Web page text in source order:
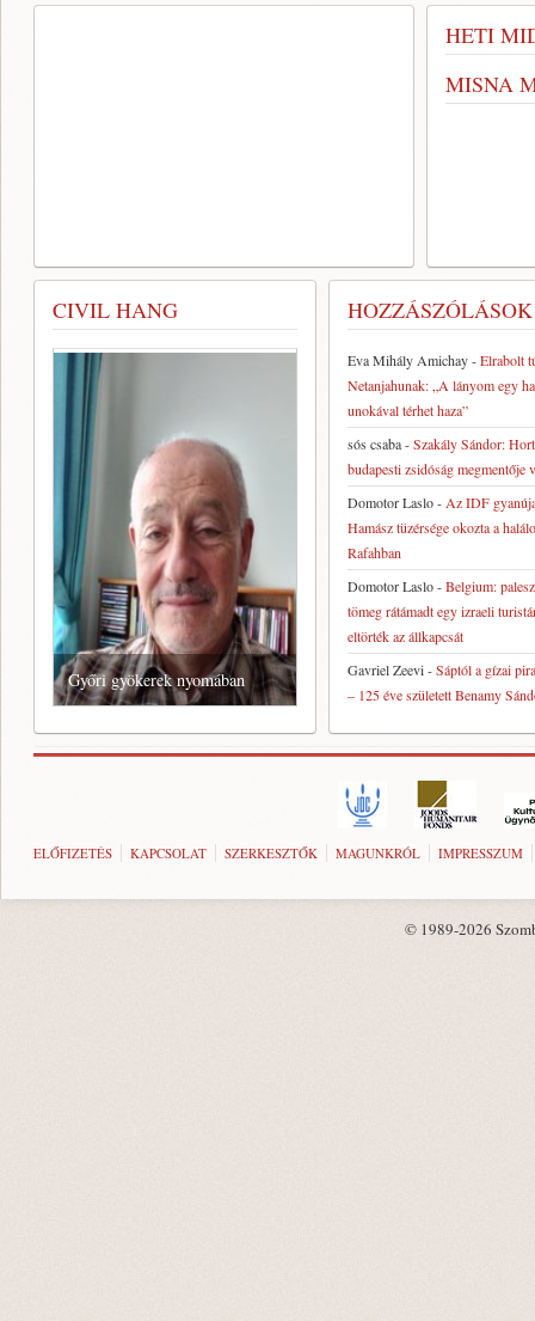
Pakisztán közös védelmi
HETI
MISNA
CIVIL HANG
Győri gyökerek nyomában
“A zsidóság mindig is aktuális
volt és provokatív”
HOZZÁSZÓLÁSOK
Eva Mihály Amichay-Elrabolt
Netanjahunak: „A lányom egy
unokával térhet haza”
sós csaba-Szakály Sándor:
budapesti zsidóság megmentője
Domotor Laslo- Az IDF
Hamász tüzérsége okozta a
Rafahban
Domotor Laslo-Belgium:
tömeg rátámadt egy izraeli
eltörték az állkapcsát
Gavriel Zeevi-Sáptól a gízai
– 125 éve született Benamy
ELŐFIZETÉS KAPCSOLAT SZERKESZTŐK MAGUNKRÓL IMPRESSZUM
© 1989-2026